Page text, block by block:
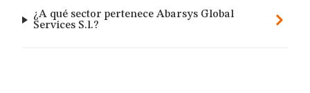
¿A qué sector pertenece Abarsys Global
Services S.l.?